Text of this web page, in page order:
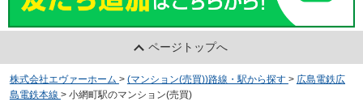
ページトップへ
株式会社エヴァーホーム > (マンション(売買))路線・駅から探す > 広島電鉄広
島電鉄本線 > 小網町駅のマンション(売買)